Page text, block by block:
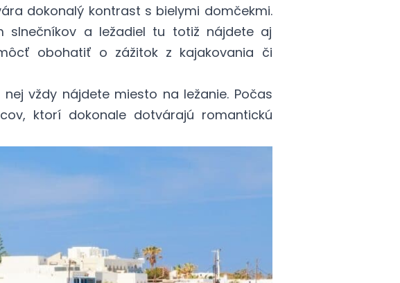
dokonalý kontrast s bielymi domčekmi.
slnečníkov a ležadiel tu totiž nájdete aj
obohatiť o zážitok z kajakovania či
vždy nájdete miesto na ležanie. Počas
ktorí dokonale dotvárajú romantickú